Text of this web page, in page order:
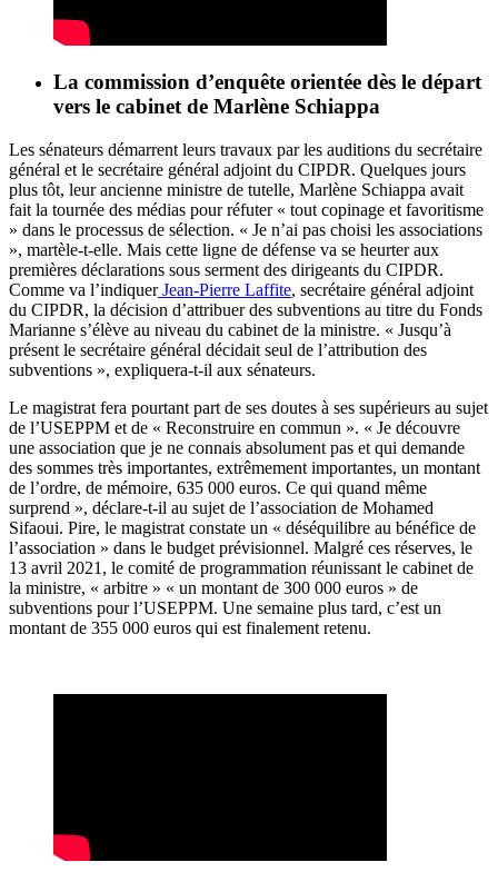
La commission d’enquête orientée dès le départ
vers le cabinet de Marlène Schiappa
Les sénateurs démarrent leurs travaux par les auditions du secrétaire
général et le secrétaire général adjoint du CIPDR. Quelques jours
plus tôt, leur ancienne ministre de tutelle, Marlène Schiappa avait
fait la tournée des médias pour réfuter « tout copinage et favoritisme
» dans le processus de sélection. « Je n’ai pas choisi les associations
», martèle-t-elle. Mais cette ligne de défense va se heurter aux
premières déclarations sous serment des dirigeants du CIPDR.
Comme va l’indiquerJean-Pierre Laffite, secrétaire général adjoint
du CIPDR, la décision d’attribuer des subventions au titre du Fonds
Marianne s’élève au niveau du cabinet de la ministre. « Jusqu’à
présent le secrétaire général décidait seul de l’attribution des
subventions », expliquera-t-il aux sénateurs.
Le magistrat fera pourtant part de ses doutes à ses supérieurs au sujet
de l’USEPPM et de « Reconstruire en commun ». « Je découvre
une association que je ne connais absolument pas et qui demande
des sommes très importantes, extrêmement importantes, un montant
de l’ordre, de mémoire, 635 000 euros. Ce qui quand même
surprend », déclare-t-il au sujet de l’association de Mohamed
Sifaoui. Pire, le magistrat constate un « déséquilibre au bénéfice de
l’association » dans le budget prévisionnel. Malgré ces réserves, le
13 avril 2021, le comité de programmation réunissant le cabinet de
la ministre, « arbitre » « un montant de 300 000 euros » de
subventions pour l’USEPPM. Une semaine plus tard, c’est un
montant de 355 000 euros qui est finalement retenu.